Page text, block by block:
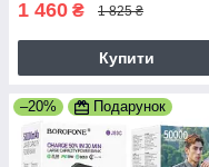
1 460 ₴ 1 825 ₴
Купити
–20% Подарунок